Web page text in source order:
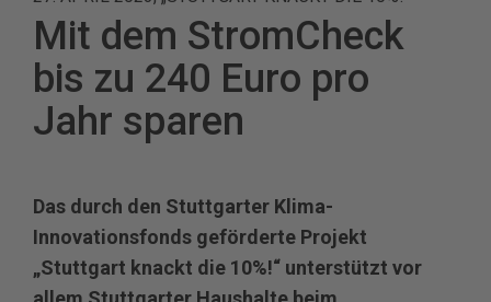
Mit dem StromCheck
bis zu 240 Euro pro
Jahr sparen
Das durch den Stuttgarter Klima-
Innovationsfonds geförderte Projekt
„Stuttgart knackt die 10%!“ unterstützt vor